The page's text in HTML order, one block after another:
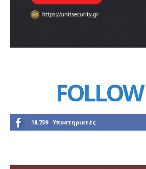
18,739 Υποστηρικτές